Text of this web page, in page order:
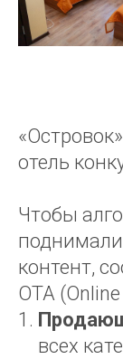
отель
Чтобы
контент,
OTA
всех